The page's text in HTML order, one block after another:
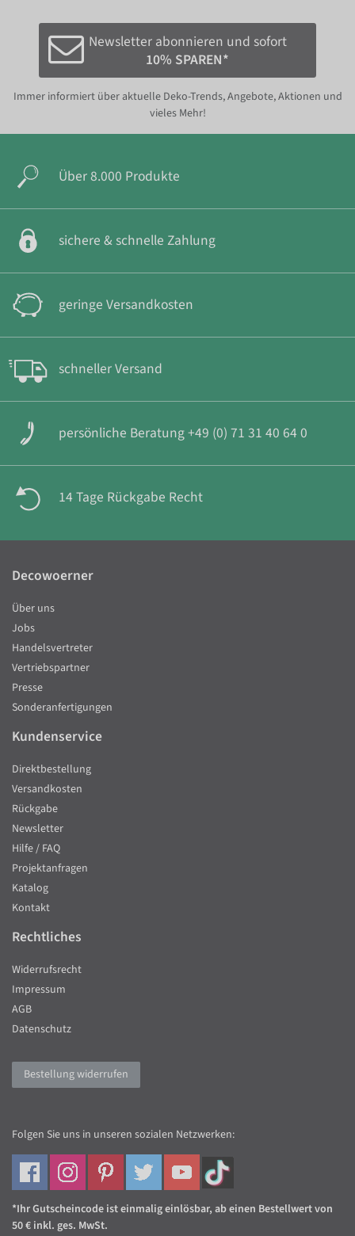
Newsletter abonnieren und sofort
10% SPAREN*
Immer informiert über aktuelle Deko-Trends, Angebote, Aktionen und
vieles Mehr!
Über 8.000 Produkte
sichere & schnelle Zahlung
geringe Versandkosten
schneller Versand
persönliche Beratung +49 (0) 71 31 40 64 0
14 Tage Rückgabe Recht
Decowoerner
Über uns
Jobs
Handelsvertreter
Vertriebspartner
Presse
Sonderanfertigungen
Kundenservice
Direktbestellung
Versandkosten
Rückgabe
Newsletter
Hilfe / FAQ
Projektanfragen
Katalog
Kontakt
Rechtliches
Widerrufsrecht
Impressum
AGB
Datenschutz
Bestellung widerrufen
Folgen Sie uns in unseren sozialen Netzwerken:
*Ihr Gutscheincode ist einmalig einlösbar, ab einen Bestellwert von
50 € inkl. ges. MwSt.